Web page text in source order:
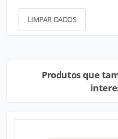
LIMPAR DADOS
Produtos que